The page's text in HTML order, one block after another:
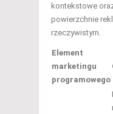
kontekstowe
powierzchnie
rzeczywistym.
Element
marketingu
programowego